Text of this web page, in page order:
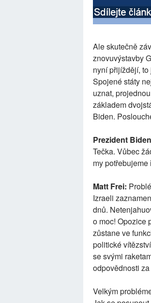
Ale skutečně
znovuvýstavby
nyní přijíždějí,
Spojené státy
uznat,
základem
Biden.
Prezident
Tečka. Vůbec
my
Matt Frei:
Izraeli
dnů.
o moc! Opozice
zůstane ve
politické
se svými
odpovědnosti
Velkým